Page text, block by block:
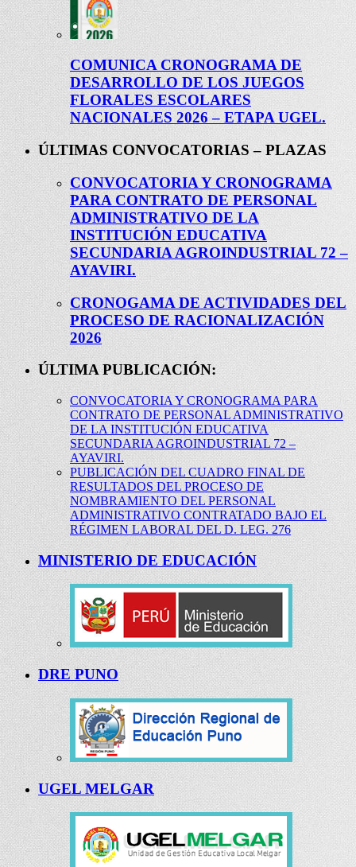
COMUNICA CRONOGRAMA DE
DESARROLLO DE LOS JUEGOS
FLORALES ESCOLARES
NACIONALES 2026 – ETAPA UGEL.
ÚLTIMAS CONVOCATORIAS – PLAZAS
CONVOCATORIA Y CRONOGRAMA
PARA CONTRATO DE PERSONAL
ADMINISTRATIVO DE LA
INSTITUCIÓN EDUCATIVA
SECUNDARIA AGROINDUSTRIAL 72 –
AYAVIRI.
CRONOGAMA DE ACTIVIDADES DEL
PROCESO DE RACIONALIZACIÓN
2026
ÚLTIMA PUBLICACIÓN:
CONVOCATORIA Y CRONOGRAMA PARA
CONTRATO DE PERSONAL ADMINISTRATIVO
DE LA INSTITUCIÓN EDUCATIVA
SECUNDARIA AGROINDUSTRIAL 72 –
AYAVIRI.
PUBLICACIÓN DEL CUADRO FINAL DE
RESULTADOS DEL PROCESO DE
NOMBRAMIENTO DEL PERSONAL
ADMINISTRATIVO CONTRATADO BAJO EL
RÉGIMEN LABORAL DEL D. LEG. 276
MINISTERIO DE EDUCACIÓN
DRE PUNO
UGEL MELGAR